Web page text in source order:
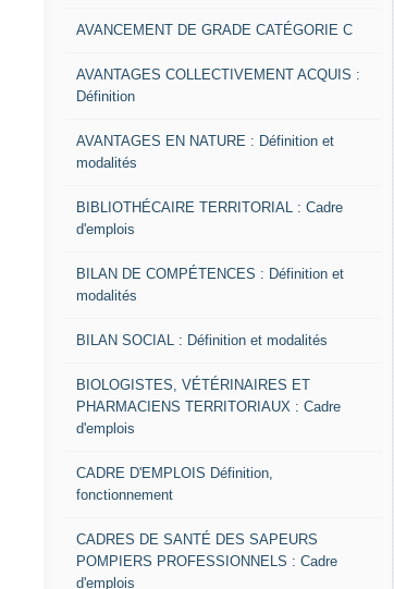
AVANCEMENT DE GRADE CATÉGORIE C
AVANTAGES COLLECTIVEMENT ACQUIS :
Définition
AVANTAGES EN NATURE : Définition et
modalités
BIBLIOTHÉCAIRE TERRITORIAL : Cadre
d'emplois
BILAN DE COMPÉTENCES : Définition et
modalités
BILAN SOCIAL : Définition et modalités
BIOLOGISTES, VÉTÉRINAIRES ET
PHARMACIENS TERRITORIAUX : Cadre
d'emplois
CADRE D'EMPLOIS Définition,
fonctionnement
CADRES DE SANTÉ DES SAPEURS
POMPIERS PROFESSIONNELS : Cadre
d'emplois